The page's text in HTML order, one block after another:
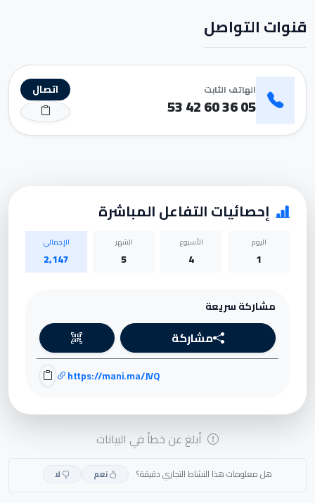
قنوات التواصل
الهاتف الثابت
05 36 60 42 53
اتصال
إحصائيات التفاعل المباشرة
اليوم
1
الأسبوع
4
الشهر
5
الإجمالي
2,147
مشاركة سريعة
مشاركة
https://mani.ma/JVQ
أبلغ عن خطأ في البيانات
هل معلومات هذا النشاط التجاري دقيقة؟ نعم لا